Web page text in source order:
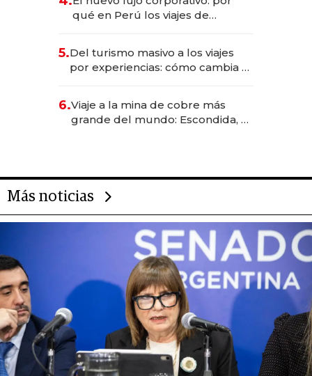
Fénix
qué en Perú los viajes de
transformadoras
5.Del turismo masivo a los viajes
por experiencias: cómo cambia el
6.Viaje a la mina de cobre más
grande del mundo: Escondida, el
Más noticias